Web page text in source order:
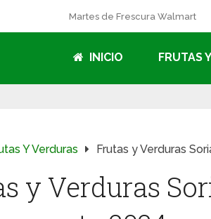
Martes de Frescura Walmart
INICIO FRUTAS
Y Verduras Frutas y Verduras
y Verduras